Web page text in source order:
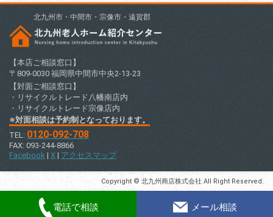
北九州市・中間市・宗像市・遠賀郡
【本店ご相談窓口】
〒809-0030 福岡県中間市中央2-13-23
【対面ご相談窓口】
・リサイクルトレード八幡南店内
・リサイクルトレード宗像店内
※対面相談は予約制となっております。
TEL: 0120-092-708
FAX: 093-244-8866
Facebook | X | アクセスマップ
Copyright © 北九州商店株式会社 All Right Reserved.
電話で相談 メール相談